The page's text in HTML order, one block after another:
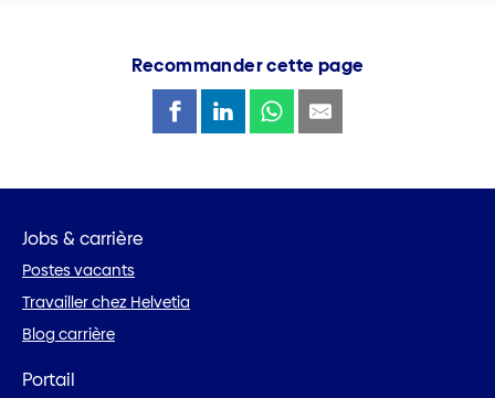
Recommander cette page
Jobs & carrière
Postes vacants
Travailler chez Helvetia
Blog carrière
Portail